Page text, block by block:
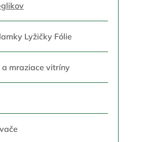
Lyžičky Fólie
a mraziace vitríny